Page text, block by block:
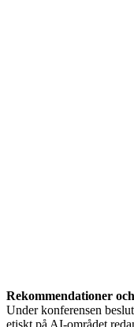
Rekommendationer
Under konferensen
etiskt på AI-området